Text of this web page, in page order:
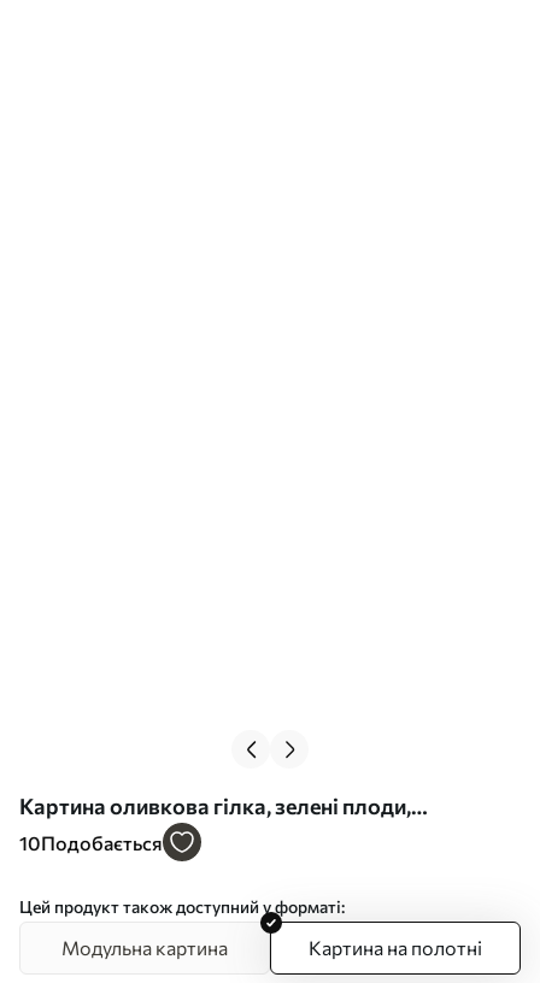
Картина оливкова гілка, зелені плоди,
приглушені тони, листя, мінімалізм,
s45109
10Подобається
Цей продукт також доступний у форматі:
Модульна картина Картина на полотні